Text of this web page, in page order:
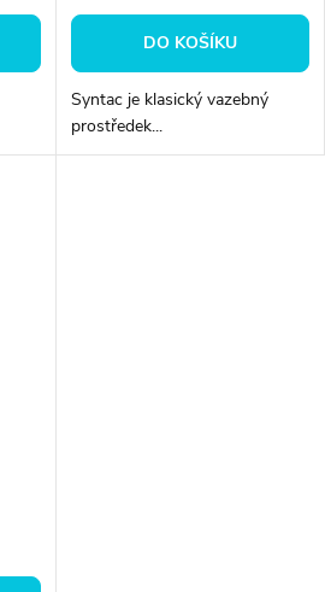
DO KOŠÍKU
Syntac je klasický vazebný
prostředek...